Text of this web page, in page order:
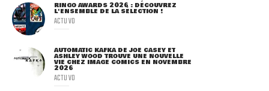
RINGO AWARDS 2026 : DÉCOUVREZ
L'ENSEMBLE DE LA SÉLECTION !
ACTU VO
AUTOMATIC KAFKA DE JOE CASEY ET
ASHLEY WOOD TROUVE UNE NOUVELLE
VIE CHEZ IMAGE COMICS EN NOVEMBRE
2026
ACTU VO